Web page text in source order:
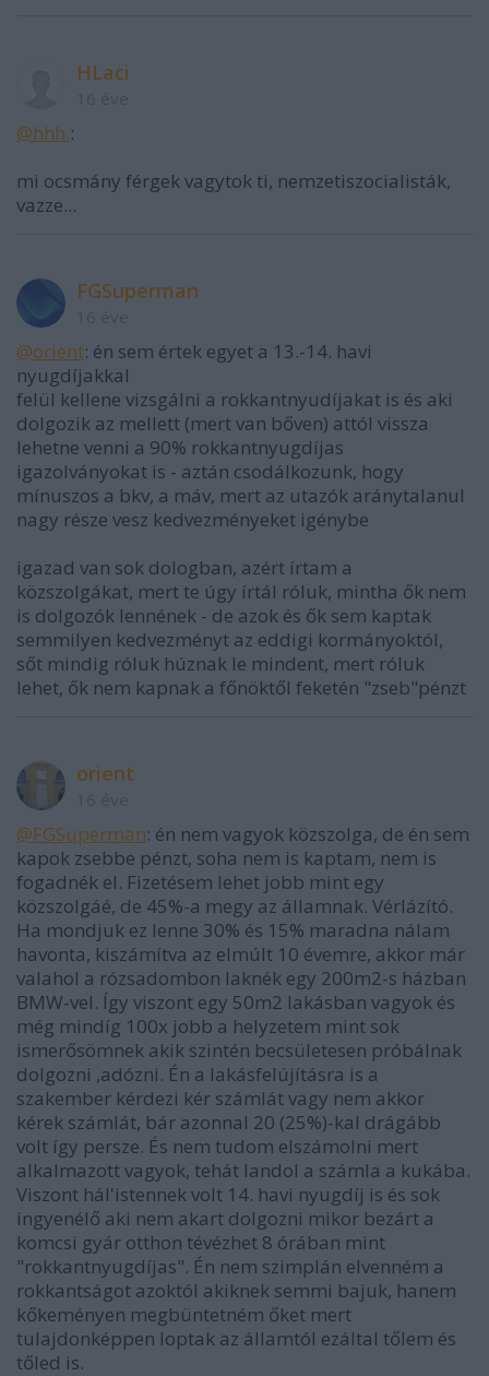
HLaci
@hhh.:
mi ocsmány férgek vagytok ti, nemzetiszocialisták,
vazze...
FGSuperman
@orient: én sem értek egyet a 13.-14. havi
nyugdíjakkal
felül kellene vizsgálni a rokkantnyudíjakat is és aki
dolgozik az mellett (mert van bőven) attól vissza
lehetne venni a 90% rokkantnyugdíjas
igazolványokat is - aztán csodálkozunk, hogy
mínuszos a bkv, a máv, mert az utazók aránytalanul
nagy része vesz kedvezményeket igénybe
igazad van sok dologban, azért írtam a
közszolgákat, mert te úgy írtál róluk, mintha ők nem
is dolgozók lennének - de azok és ők sem kaptak
semmilyen kedvezményt az eddigi kormányoktól,
sőt mindig róluk húznak le mindent, mert róluk
lehet, ők nem kapnak a főnöktől feketén "zseb"pénzt
orient
@FGSuperman: én nem vagyok közszolga, de én sem
kapok zsebbe pénzt, soha nem is kaptam, nem is
fogadnék el. Fizetésem lehet jobb mint egy
közszolgáé, de 45%-a megy az államnak. Vérlázító.
Ha mondjuk ez lenne 30% és 15% maradna nálam
havonta, kiszámítva az elmúlt 10 évemre, akkor már
valahol a rózsadombon laknék egy 200m2-s házban
BMW-vel. Így viszont egy 50m2 lakásban vagyok és
még mindíg 100x jobb a helyzetem mint sok
ismerősömnek akik szintén becsületesen próbálnak
dolgozni ,adózni. Én a lakásfelújításra is a
szakember kérdezi kér számlát vagy nem akkor
kérek számlát, bár azonnal 20 (25%)-kal drágább
volt így persze. És nem tudom elszámolni mert
alkalmazott vagyok, tehát landol a számla a kukába.
Viszont hál'istennek volt 14. havi nyugdíj is és sok
ingyenélő aki nem akart dolgozni mikor bezárt a
komcsi gyár otthon tévézhet 8 órában mint
"rokkantnyugdíjas". Én nem szimplán elvenném a
rokkantságot azoktól akiknek semmi bajuk, hanem
kőkeményen megbüntetném őket mert
tulajdonképpen loptak az államtól ezáltal tőlem és
tőled is.